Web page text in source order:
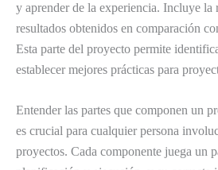
y aprender de la experiencia. Incluye la
resultados obtenidos en comparación
Esta parte del proyecto permite
establecer mejores prácticas para
Entender las partes que componen un
es crucial para cualquier persona
proyectos. Cada componente juega un